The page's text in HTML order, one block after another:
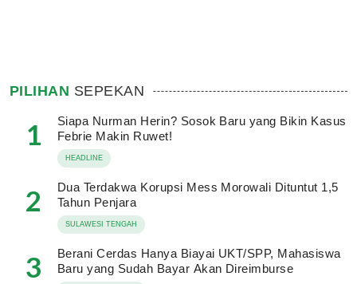
PILIHAN SEPEKAN
1
Siapa Nurman Herin? Sosok Baru yang Bikin Kasus
Febrie Makin Ruwet!
HEADLINE
2
Dua Terdakwa Korupsi Mess Morowali Dituntut 1,5
Tahun Penjara
SULAWESI TENGAH
3
Berani Cerdas Hanya Biayai UKT/SPP, Mahasiswa
Baru yang Sudah Bayar Akan Direimburse